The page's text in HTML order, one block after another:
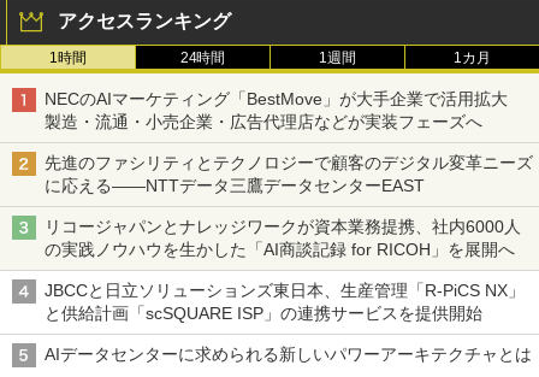
アクセスランキング
1時間 24時間 1週間 1カ月
NECのAIマーケティング「BestMove」が大手企業で活用拡大
製造・流通・小売企業・広告代理店などが実装フェーズへ
先進のファシリティとテクノロジーで顧客のデジタル変革ニーズ
に応える――NTTデータ三鷹データセンターEAST
リコージャパンとナレッジワークが資本業務提携、社内6000人
の実践ノウハウを生かした「AI商談記録 for RICOH」を展開へ
JBCCと日立ソリューションズ東日本、生産管理「R-PiCS NX」
と供給計画「scSQUARE ISP」の連携サービスを提供開始
AIデータセンターに求められる新しいパワーアーキテクチャとは